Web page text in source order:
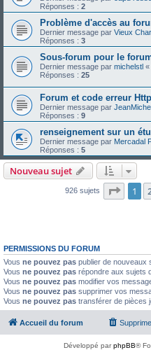
Réponses : 2
Problème d'accès au
Dernier message par Vieux
Réponses : 3
Sous-forum pour le
Dernier message par michelstl «
Réponses : 25
Forum et code erreur Http
Dernier message par JeanMiche
Réponses : 9
renseignement sur un
Dernier message par Mercadal
Réponses : 5
Nouveau sujet
926 sujets Page 1
1
PERMISSIONS DU FORUM
Vous ne pouvez pas publier de nouveaux
Vous ne pouvez pas répondre aux sujets
Vous ne pouvez pas modifier vos
Vous ne pouvez pas supprimer vos
Vous ne pouvez pas transférer de pièces
Accueil du forum
Développé parphpBB®